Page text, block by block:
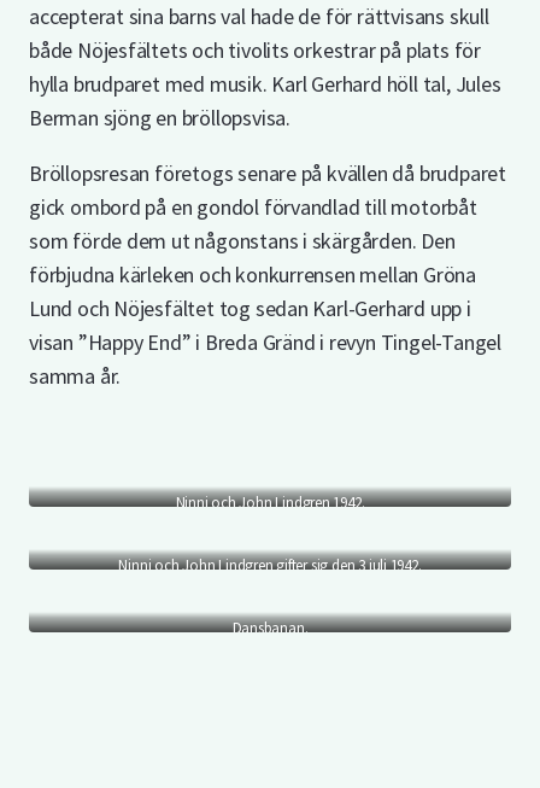
accepterat sina barns val hade de för rättvisans skull
både Nöjesfältets och tivolits orkestrar på plats för
hylla brudparet med musik. Karl Gerhard höll tal, Jules
Berman sjöng en bröllopsvisa.
Bröllopsresan företogs senare på kvällen då brudparet
gick ombord på en gondol förvandlad till motorbåt
som förde dem ut någonstans i skärgården. Den
förbjudna kärleken och konkurrensen mellan Gröna
Lund och Nöjesfältet tog sedan Karl-Gerhard upp i
visan ”Happy End” i Breda Gränd i revyn Tingel-Tangel
samma år.
Ninni och John Lindgren 1942.
Ninni och John Lindgren gifter sig den 3 juli 1942.
Dansbanan.